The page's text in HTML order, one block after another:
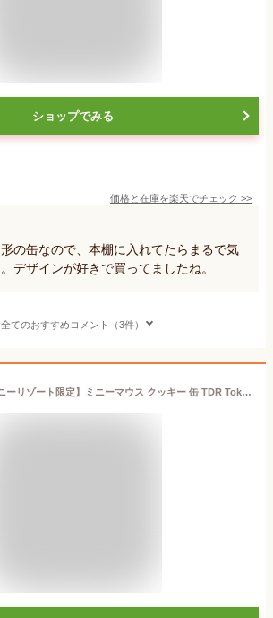
ショップでみる
価格と在庫を楽天でチェック >>
の缶なので、本棚に入れてたらまるで気
デザインが好きで買ってましたね。
全てのおすすめコメント（3件）
【東京ディズニーリゾート限定】ミニーマウス クッキー 缶 TDR TokyoDisneyResort お菓子 お土産 ディズニー グッズ プレゼント (1個)